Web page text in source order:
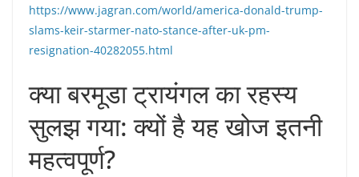
https://www.jagran.com/world/america-donald-trump-
slams-keir-starmer-nato-stance-after-uk-pm-
resignation-40282055.html
क्या बरमूडा ट्रायंगल का रहस्य
सुलझ गया: क्यों है यह खोज इतनी
महत्वपूर्ण?